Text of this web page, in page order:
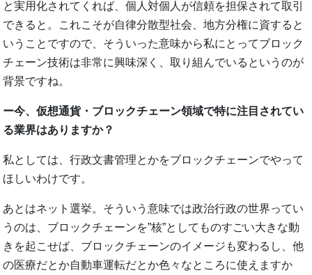
と実用化されてくれば、個人対個人が信頼を担保されて取引
できると。これこそが自律分散型社会、地方分権に資すると
いうことですので、そういった意味から私にとってブロック
チェーン技術は非常に興味深く、取り組んでいるというのが
背景ですね。
ー今、仮想通貨・ブロックチェーン領域で特に注目されてい
る業界はありますか？
私としては、行政文書管理とかをブロックチェーンでやって
ほしいわけです。
あとはネット選挙。そういう意味では政治行政の世界ってい
うのは、ブロックチェーンを”核”としてものすごい大きな動
きを起こせば、ブロックチェーンのイメージも変わるし、他
の医療だとか自動車運転だとか色々なところに使えますか